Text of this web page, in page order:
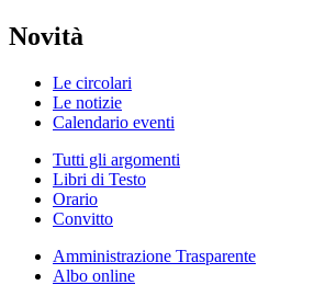
Novità
Le circolari
Le notizie
Calendario eventi
Tutti gli argomenti
Libri di Testo
Orario
Convitto
Amministrazione Trasparente
Albo online